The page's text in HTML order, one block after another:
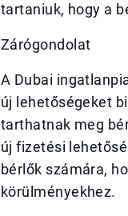
tartaniuk, hogy a
Zárógondolat
A Dubai
új lehetőségeket
tarthatnak meg
új fizetési
bérlők számára,
körülményekhez.